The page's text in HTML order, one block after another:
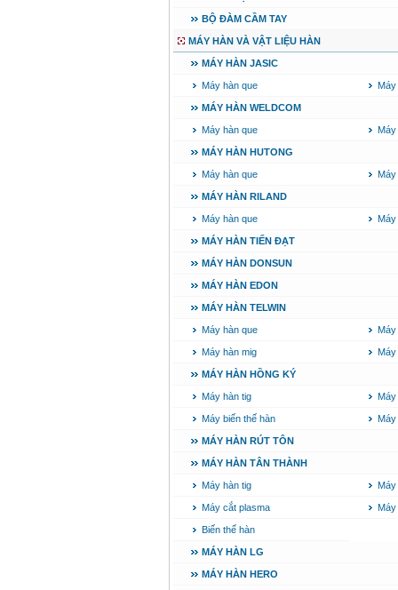
BỘ ĐÀM CẦM TAY
MÁY HÀN VÀ VẬT LIỆU HÀN
MÁY HÀN JASIC
Máy hàn que Máy
MÁY HÀN WELDCOM
Máy hàn que Máy
MÁY HÀN HUTONG
Máy hàn que Máy
MÁY HÀN RILAND
Máy hàn que Máy
MÁY HÀN TIẾN ĐẠT
MÁY HÀN DONSUN
MÁY HÀN EDON
MÁY HÀN TELWIN
Máy hàn que Máy
Máy hàn mig Máy
MÁY HÀN HỒNG KÝ
Máy hàn tig Máy
Máy biến thế hàn Máy
MÁY HÀN RÚT TÔN
MÁY HÀN TÂN THÀNH
Máy hàn tig Máy
Máy cắt plasma Máy
Biến thế hàn
MÁY HÀN LG
MÁY HÀN HERO